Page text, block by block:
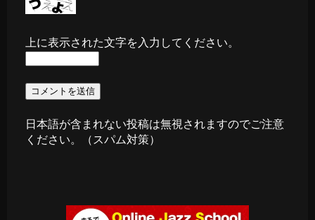
上に表示された文字を入力してください。
日本語が含まれない投稿は無視されますのでご注意
ください。（スパム対策）